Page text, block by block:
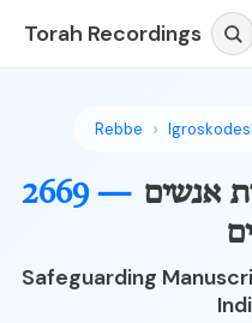
Torah Recordings
Rebbe
2669 — אנשים
Safeguarding